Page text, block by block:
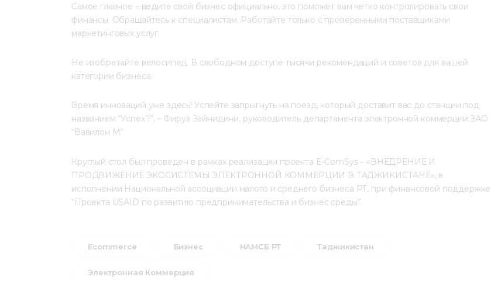
Самое главное – ведите свой бизнес официально, это поможет вам четко контролировать свои
финансы. Обращайтесь к специалистам. Работайте только с проверенными поставщиками
маркетинговых услуг.
Не изобретайте велосипед. В свободном доступе тысячи рекомендаций и советов для вашей
категории бизнеса.
Время инноваций уже здесь! Успейте запрыгнуть на поезд, который доставит вас до станции под
названием “Успех”!”, – Фируз Зайнидини, руководитель департамента электронной коммерции ЗАО
“Вавилон М”
Круглый стол был проведён в рамках реализации проекта E-ComSys – «ВНЕДРЕНИЕ И
ПРОДВИЖЕНИЕ ЭКОСИСТЕМЫ ЭЛЕКТРОННОЙ КОММЕРЦИИ В ТАДЖИКИСТАНЕ», в
исполнении Национальной ассоциации малого и среднего бизнеса РТ, при финансовой поддержке
“Проекта USAID по развитию предпринимательства и бизнес среды”.
Ecommerce Бизнес НАМСБ РТ Таджикистан
Электронная Коммерция